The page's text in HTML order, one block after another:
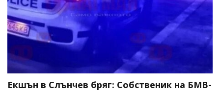
Екшън в Слънчев бряг: Собственик на БМВ-